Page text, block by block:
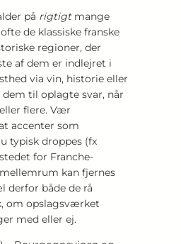
på rigtigtmange
de klassiske franske
regioner, der
af dem er indlejret i
via vin, historie eller
til oplagte svar, når
flere. Vær
accenter som
typisk droppes (fx
for Franche-
kan fjernes
derfor både de rå
om opslagsværket
med eller ej.